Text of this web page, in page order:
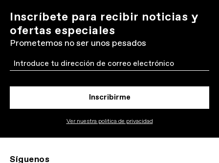
Inscríbete para recibir noticias y
ofertas especiales
Prometemos no ser unos pesados
Email
Inscribirme
Ver nuestra politica de privacidad
Síguenos